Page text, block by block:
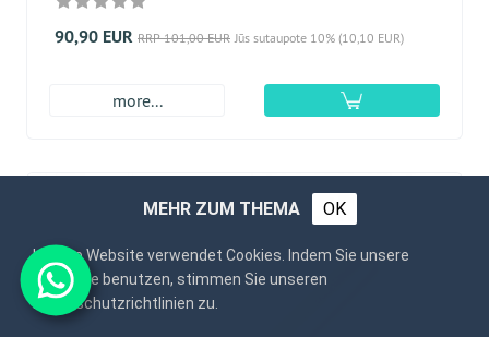
90,90 EUR RRP 101,00 EUR Jūs sutaupote 10% (10,10 EUR)
more...
MEHR ZUM THEMA OK
Unsere Website verwendet Cookies. Indem Sie unsere
Webseite benutzen, stimmen Sie unseren
Datenschutzrichtlinien zu.